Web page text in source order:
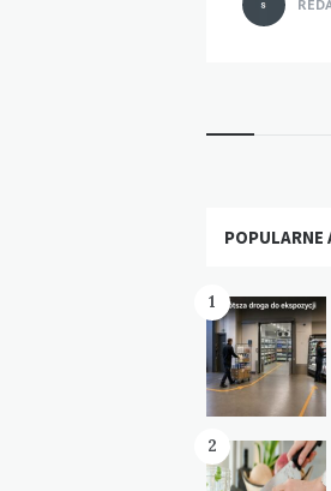
Widgets
POPULARNE
1
2